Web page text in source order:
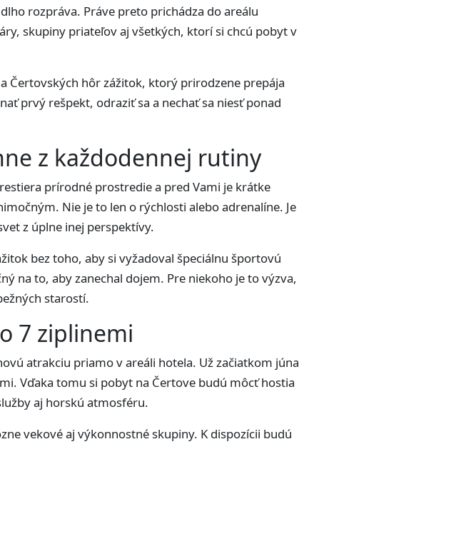
rozpráva. Práve preto prichádza do areálu
skupiny priateľov aj všetkých, ktorí si chcú pobyt v
Čertovských hôr zážitok, ktorý prirodzene prepája
prvý rešpekt, odraziť sa a nechať sa niesť ponad
z každodennej rutiny
prírodné prostredie a pred Vami je krátke
Nie je to len o rýchlosti alebo adrenalíne. Je
z úplne inej perspektívy.
bez toho, aby si vyžadoval špeciálnu športovú
na to, aby zanechal dojem. Pre niekoho je to výzva,
starostí.
7 ziplinemi
atrakciu priamo v areáli hotela. Už začiatkom júna
Vďaka tomu si pobyt na Čertove budú môcť hostia
aj horskú atmosféru.
vekové aj výkonnostné skupiny. K dispozícii budú